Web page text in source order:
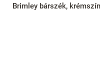
Brimley bárszék,